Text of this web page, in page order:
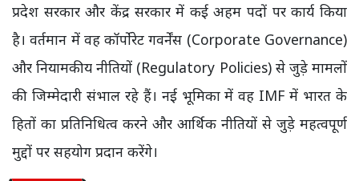
प्रदेश सरकार और केंद्र सरकार में कई अहम पदों पर कार्य किया
है। वर्तमान में वह कॉर्पोरेट गवर्नेंस (Corporate Governance)
और नियामकीय नीतियों (Regulatory Policies) से जुड़े मामलों
की जिम्मेदारी संभाल रहे हैं। नई भूमिका में वह IMF में भारत के
हितों का प्रतिनिधित्व करने और आर्थिक नीतियों से जुड़े महत्वपूर्ण
मुद्दों पर सहयोग प्रदान करेंगे।